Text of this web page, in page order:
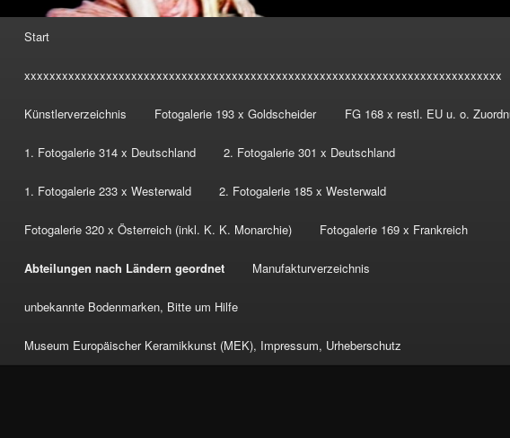
Start
xxxxxxxxxxxxxxxxxxxxxxxxxxxxxxxxxxxxxxxxxxxxxxxxxxxxxxxxxxxxxxxxxxxxxxxxxxxx
Künstlerverzeichnis Fotogalerie 193 x Goldscheider FG 168 x restl. EU u. o.
1. Fotogalerie 314 x Deutschland 2. Fotogalerie 301 x Deutschland
1. Fotogalerie 233 x Westerwald 2. Fotogalerie 185 x Westerwald
Fotogalerie 320 x Österreich (inkl. K. K. Monarchie) Fotogalerie 169 x Frankreich
Abteilungen nach Ländern geordnet Manufakturverzeichnis
unbekannte Bodenmarken, Bitte um Hilfe
Museum Europäischer Keramikkunst (MEK), Impressum, Urheberschutz